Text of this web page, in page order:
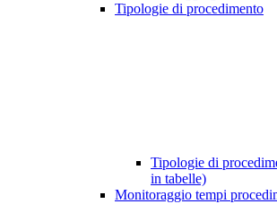
Tipologie di procedimento
Tipologie di
in tabelle)
Monitoraggio tempi